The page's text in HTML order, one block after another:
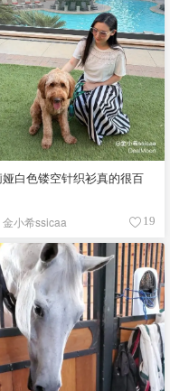
白色镂空针织衫真的很百
金小希ssicaa 19